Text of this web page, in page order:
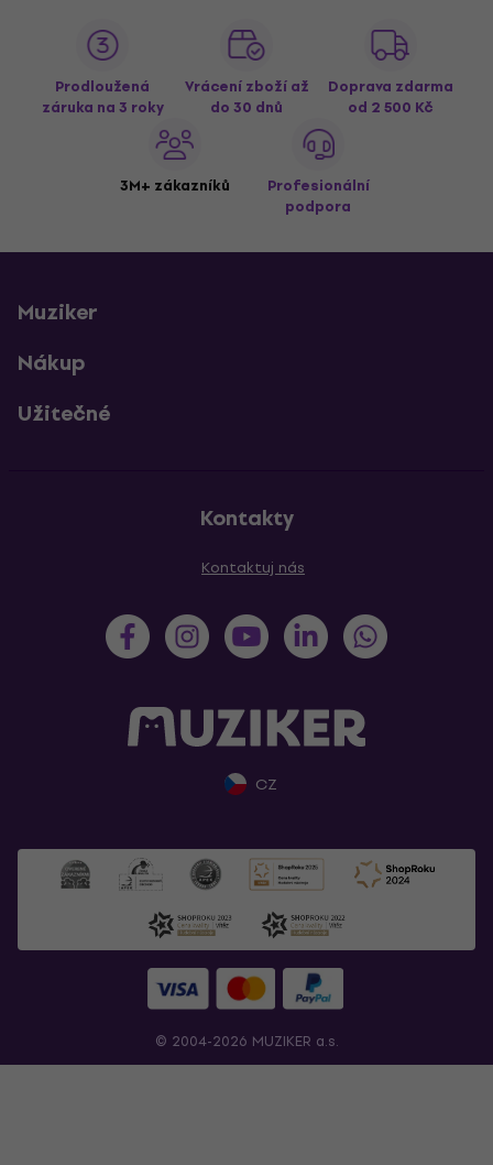
Prodloužená
záruka na 3 roky
Vrácení zboží až
do 30 dnů
Doprava zdarma
od 2 500 Kč
3M+ zákazníků
Profesionální
podpora
Muziker
Nákup
Užitečné
Kontakty
Kontaktuj nás
CZ
© 2004-2026 MUZIKER a.s.